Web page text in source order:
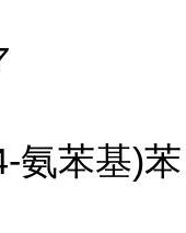
氨苯基)苯